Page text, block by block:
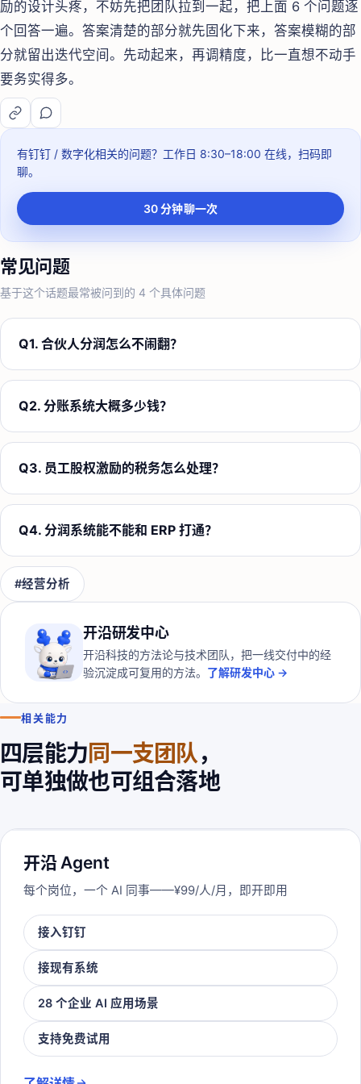
励的设计头疼，不妨先把团队拉到一起，把上面 6 个问题逐
个回答一遍。答案清楚的部分就先固化下来，答案模糊的部
分就留出迭代空间。先动起来，再调精度，比一直想不动手
要务实得多。
有钉钉 / 数字化相关的问题？ 工作日 8:30–18:00 在线，扫码即
聊。
30 分钟聊一次
常见问题
基于这个话题最常被问到的 4 个具体问题
Q1. 合伙人分润怎么不闹翻？
Q2. 分账系统大概多少钱？
Q3. 员工股权激励的税务怎么处理？
Q4. 分润系统能不能和 ERP 打通？
#经营分析
开沿研发中心
开沿科技的方法论与技术团队，把一线交付中的经
验沉淀成可复用的方法。 了解研发中心 →
相关能力
四层能力同一支团队，
可单独做也可组合落地
开沿 Agent
每个岗位，一个 AI 同事——¥99/人/月，即开即用
接入钉钉
接现有系统
28 个企业 AI 应用场景
支持免费试用